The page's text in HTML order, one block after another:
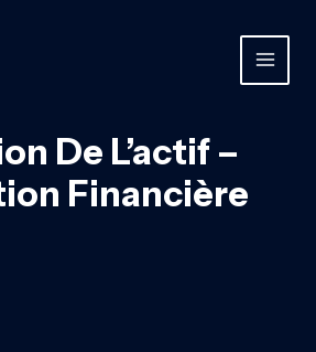
MAIN
De L’actif –
Financière